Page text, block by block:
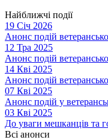
Найближчі події
19 Січ 2026
Анонс подій
12 Тра 2025
Анонс подій
14 Кві 2025
Анонс подій
07 Кві 2025
Анонс подій у
03 Кві 2025
До уваги мешканців та
Всі анонси